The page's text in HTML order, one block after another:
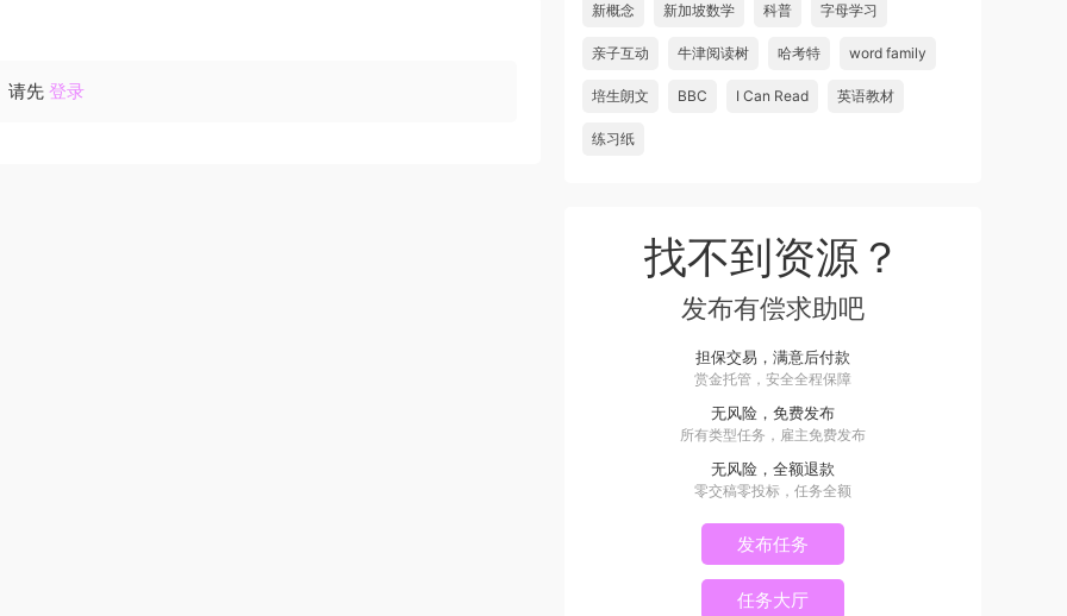
请先 登录
新概念 新加坡数学 科普 字母学习
亲子互动 牛津阅读树 哈考特 word family
培生朗文 BBC I Can Read 英语教材
练习纸
找不到资源？
发布有偿求助吧
担保交易，满意后付款
赏金托管，安全全程保障
无风险，免费发布
所有类型任务，雇主免费发布
无风险，全额退款
零交稿零投标，任务全额
发布任务
任务大厅